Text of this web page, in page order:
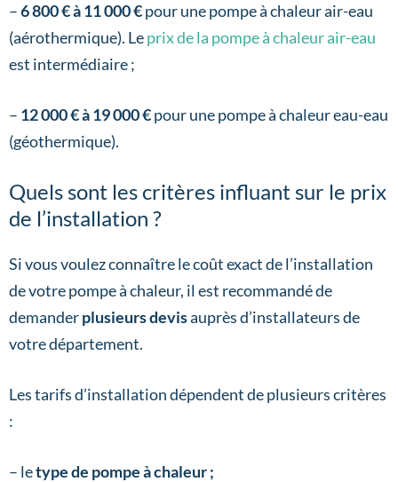
–6 800 € à 11 000 €pour une pompe à chaleur air-eau
(aérothermique). Leprix de la pompe à chaleur air-eau
est intermédiaire ;
– 12 000 € à 19 000 €pour une pompe à chaleur eau-eau
(géothermique).
Quels sont les critères influant sur le prix
de l’installation ?
Si vous voulez connaître le coût exact de l’installation
de votre pompe à chaleur, il est recommandé de
demanderplusieurs devisauprès d’installateurs de
votre département.
Les tarifs d’installation dépendent de plusieurs critères
:
– letype de pompe à chaleur ;